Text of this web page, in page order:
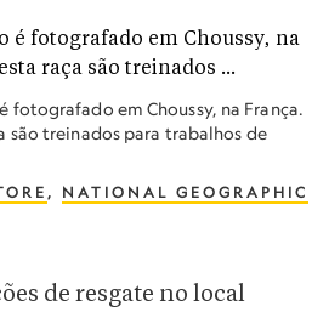
fotografado em Choussy, na França.
são treinados para trabalhos de
, NATIONAL GEOGRAPHIC
de resgate no local